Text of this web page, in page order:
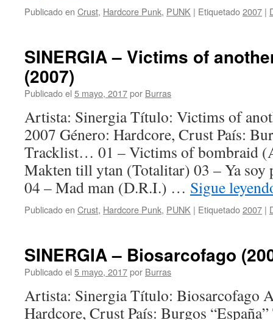
Publicado en Crust, Hardcore Punk, PUNK | Etiquetado2007 |
SINERGIA – Victims of
(2007)
Publicado el 5 mayo, 2017por Burras
Artista: Sinergia Título: Victims of
2007 Género: Hardcore, Crust País:
Tracklist… 01 – Victims of bombraid
Makten till ytan (Totalitar) 03 – Ya
04 – Mad man (D.R.I.) … Sigue
Publicado en Crust, Hardcore Punk, PUNK | Etiquetado2007 |
SINERGIA – Biosarcofago
Publicado el 5 mayo, 2017por Burras
Artista: Sinergia Título: Biosarcofago
Hardcore, Crust País: Burgos